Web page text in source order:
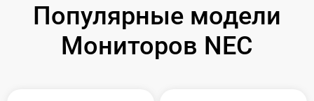
Популярные модели
Мониторов NEC